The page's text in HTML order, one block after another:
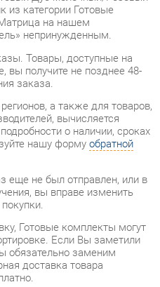
Товары, доступные на
получите не позднее 48-
заказа.
а также для товаров,
вычисляется
о наличии, сроках
не был отправлен, или в
вы вправе изменить
Готовые комплекты могут
Если Вы заметили
заменим
доставка товара
покрываются
модели предлагают
2 лет с момента покупки.